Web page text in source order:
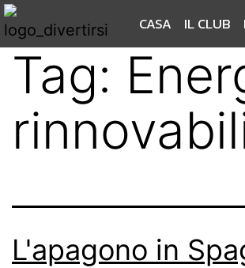
CASA IL CLUB
Tag:
L'apagono in